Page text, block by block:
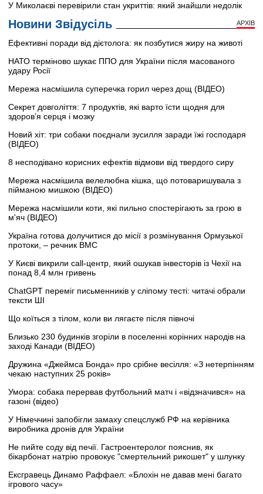
У Миколаєві перевірили стан укриттів: який знайшли недолік
Новини Звідусіль АРХІВ
Ефективні поради від дієтолога: як позбутися жиру на животі
НАТО терміново шукає ППО для України після масованого
удару Росії
Мережа насмішила суперечка горил через дощ (ВІДЕО)
Секрет довголіття: 7 продуктів, які варто їсти щодня для
здоров’я серця і мозку
Новий хіт: три собаки поєднали зусилля заради їжі господаря
(ВІДЕО)
8 несподівано корисних ефектів відмови від твердого сиру
Мережа насмішила велелюбна кішка, що потоваришувала з
пійманою мишкою (ВІДЕО)
Мережа насмішили коти, які пильно спостерігають за грою в
м'яч (ВІДЕО)
Україна готова долучитися до місії з розмінування Ормузької
протоки, – речник ВМС
У Києві викрили call-центр, який ошукав інвесторів із Чехії на
понад 8,4 млн гривень
ChatGPT переміг письменників у сліпому тесті: читачі обрали
тексти ШІ
Що коїться з тілом, коли ви лягаєте після півночі
Близько 230 будинків згоріли в поселенні корінних народів на
заході Канади (ВІДЕО)
Дружина «Джеймса Бонда» про срібне весілля: «З нетерпінням
чекаю наступних 25 років»
Умора: собака перервав футбольний матч і «відзначився» на
газоні (відео)
У Німеччині запобігли замаху спецслужб РФ на керівника
виробника дронів для України
Не пийте соду від печії. Гастроентеролог пояснив, як
бікарбонат натрію провокує "смертельний рикошет" у шлунку
Ексгравець Динамо Раффаел: «Блохін не давав мені багато
ігрового часу»